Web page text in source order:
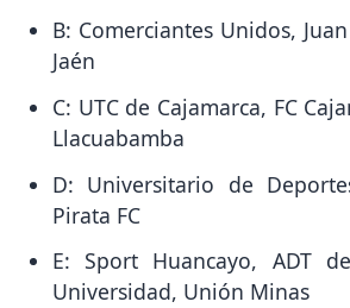
B: Comerciantes Unidos,
Jaén
C: UTC de Cajamarca, FC
Llacuabamba
D: Universitario de
Pirata FC
E: Sport Huancayo, ADT
Universidad, Unión Minas